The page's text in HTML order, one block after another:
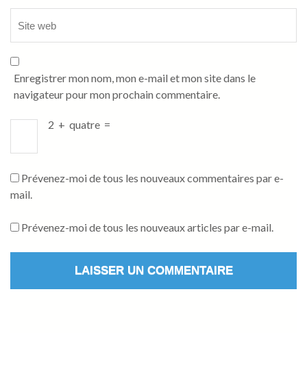
Enregistrer mon nom, mon e-mail et mon site dans le
navigateur pour mon prochain commentaire.
2 + quatre =
Prévenez-moi de tous les nouveaux commentaires par e-
mail.
Prévenez-moi de tous les nouveaux articles par e-mail.